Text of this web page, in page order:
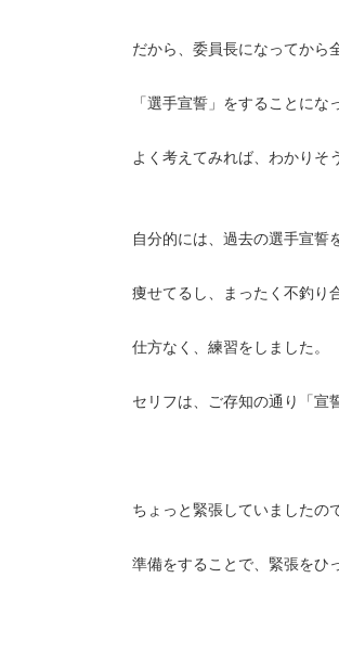
だから、委員長になってから
「選手宣誓」をすることにな
よく考えてみれば、わかりそ
自分的には、過去の選手宣誓
痩せてるし、まったく不釣り
仕方なく、練習をしました。
セリフは、ご存知の通り「宣
ちょっと緊張していましたの
準備をすることで、緊張をひ